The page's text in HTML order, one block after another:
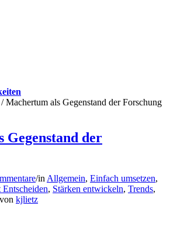
/ Machertum als Gegenstand der Forschung
Gegenstand der
/in Allgemein, Einfach umsetzen,
Entscheiden, Stärken entwickeln, Trends,
von kjlietz